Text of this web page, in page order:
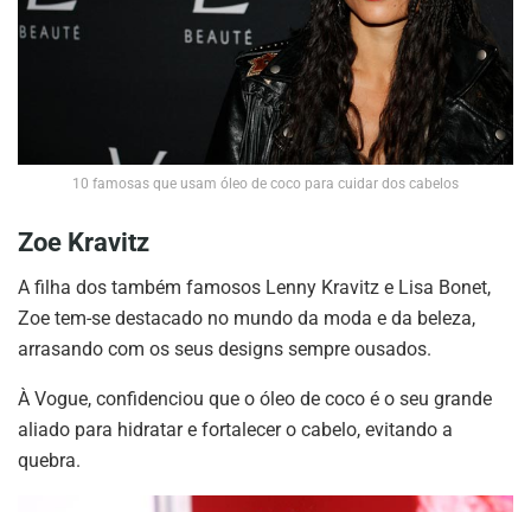
10 famosas que usam óleo de coco para cuidar dos cabelos
Zoe Kravitz
A filha dos também famosos Lenny Kravitz e Lisa Bonet,
Zoe tem-se destacado no mundo da moda e da beleza,
arrasando com os seus designs sempre ousados.
À Vogue, confidenciou que o óleo de coco é o seu grande
aliado para hidratar e fortalecer o cabelo, evitando a
quebra.